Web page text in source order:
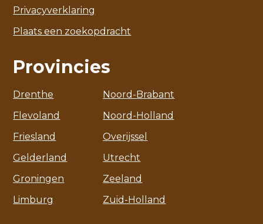
Privacyverklaring
Plaats een zoekopdracht
Provincies
Drenthe
Flevoland
Friesland
Gelderland
Groningen
Limburg
Noord-Brabant
Noord-Holland
Overijssel
Utrecht
Zeeland
Zuid-Holland